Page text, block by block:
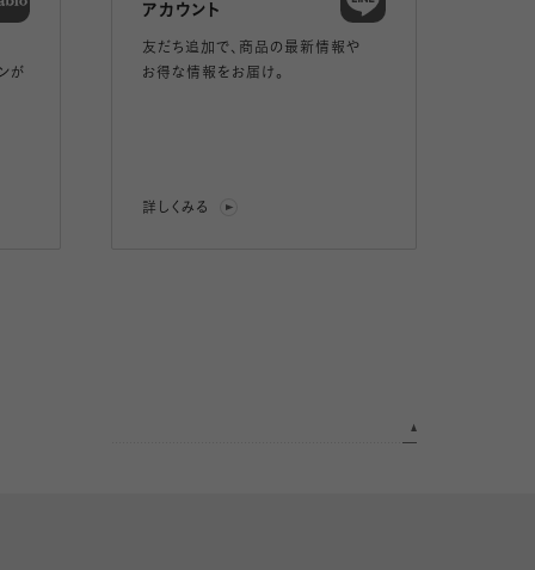
が
アカウント
友だち追加で、 商品の最新情報や
お得な情報をお届け。
詳しくみる